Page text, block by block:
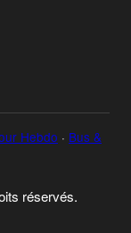
Hebdo · Bus &
réservés.